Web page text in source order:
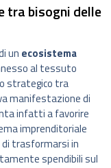
tra bisogni delle
un ecosistema
al tessuto
strategico tra
manifestazione di
infatti a favorire
imprenditoriale
di trasformarsi in
spendibili sul